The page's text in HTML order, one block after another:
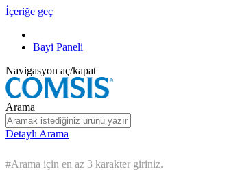
İçeriğe geç
Bayi Paneli
Navigasyon aç/kapat
Arama
Detaylı Arama
#Arama için en az 3 karakter giriniz.